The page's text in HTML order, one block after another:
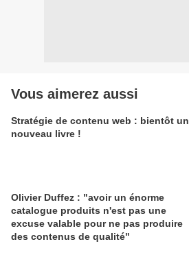
Vous aimerez aussi
Stratégie de contenu web : bientôt un
nouveau livre !
Olivier Duffez : "avoir un énorme
catalogue produits n'est pas une
excuse valable pour ne pas produire
des contenus de qualité"